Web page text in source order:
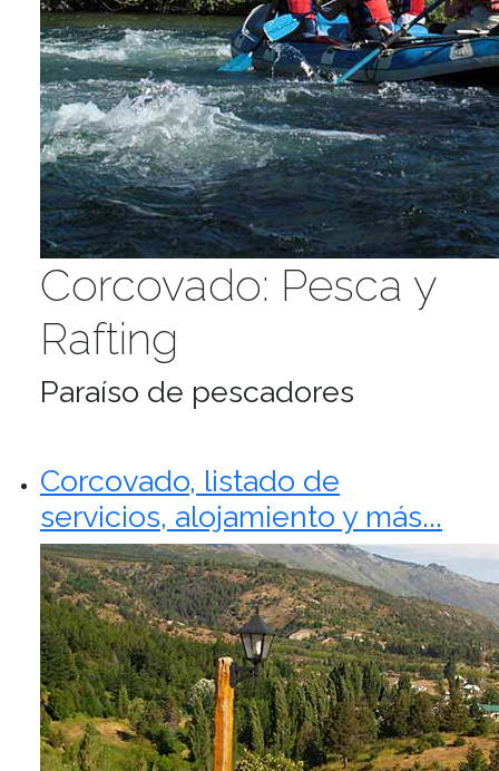
Corcovado: Pesca y
Rafting
Paraíso de pescadores
Corcovado, listado de
servicios, alojamiento y más...